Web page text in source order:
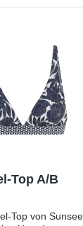
Top A/B
Top von